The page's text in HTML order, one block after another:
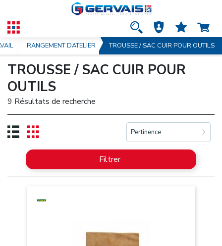
RANGEMENT DATELIER TROUSSE / SAC CUIR POUR OUTILS
TROUSSE / SAC CUIR POUR
OUTILS
9 Résultats de recherche
Pertinence
Filtrer